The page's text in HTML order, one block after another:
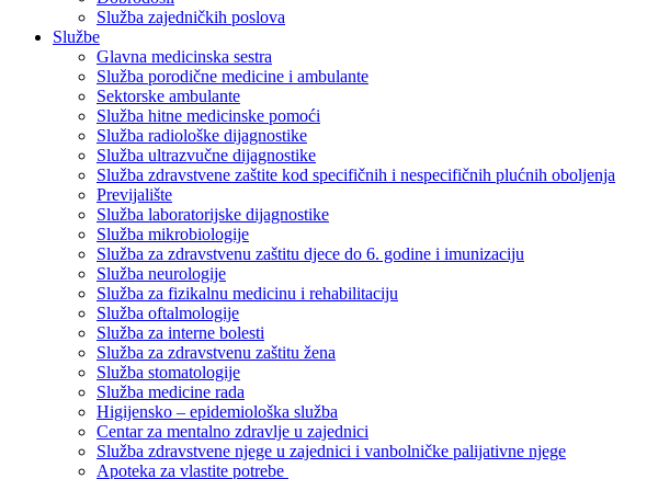
Služba zajedničkih poslova
Službe
Glavna medicinska sestra
Služba porodične medicine i ambulante
Sektorske ambulante
Služba hitne medicinske pomoći
Služba radiološke dijagnostike
Služba ultrazvučne dijagnostike
Služba zdravstvene zaštite kod specifičnih i nespecifičnih plućnih oboljenja
Previjalište
Služba laboratorijske dijagnostike
Služba mikrobiologije
Služba za zdravstvenu zaštitu djece do 6. godine i imunizaciju
Služba neurologije
Služba za fizikalnu medicinu i rehabilitaciju
Služba oftalmologije
Služba za interne bolesti
Služba za zdravstvenu zaštitu žena
Služba stomatologije
Služba medicine rada
Higijensko – epidemiološka služba
Centar za mentalno zdravlje u zajednici
Služba zdravstvene njege u zajednici i vanbolničke palijativne njege
Apoteka za vlastite potrebe